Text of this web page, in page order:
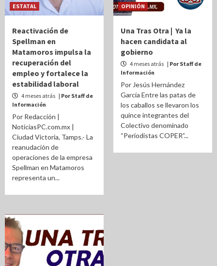
ESTATAL
Reactivación de
Spellman en
Matamoros impulsa la
recuperación del
empleo y fortalece la
estabilidad laboral
4 meses atrás | Por Staff de
Información
Por Redacción |
NoticiasPC.com.mx |
Ciudad Victoria, Tamps.- La
reanudación de
operaciones de la empresa
Spellman en Matamoros
representa un...
OPINIÓN
Una Tras Otra | Ya la
hacen candidata al
gobierno
4 meses atrás | Por Staff de
Información
Por Jesús Hernández
García Entre las patas de
los caballos se llevaron los
quince integrantes del
Colectivo denominado
“Periodistas COPER”...